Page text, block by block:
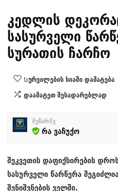
კედლის
სასურველი
სურათის ჩარჩო
Სურვილების სიაში დამატება
დაამატეთ შესადარებლად
მეწარმე
რა ვაჩუქო
შეკვეთის დაფიქსირების
სასურველი წარწერა
შენიშვნების ველში.